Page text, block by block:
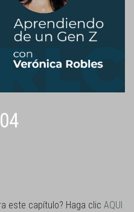
04
este capítulo? Haga clic AQUI